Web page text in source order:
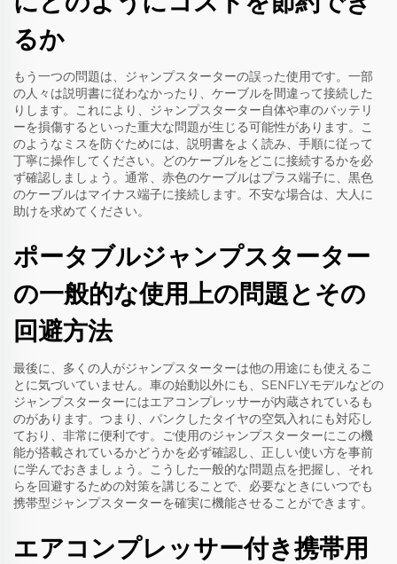
るか
もう一つの問題は、ジャンプスターターの誤った使用です。一部
の人々は説明書に従わなかったり、ケーブルを間違って接続した
りします。これにより、ジャンプスターター自体や車のバッテリ
ーを損傷するといった重大な問題が生じる可能性があります。こ
のようなミスを防ぐためには、説明書をよく読み、手順に従って
丁寧に操作してください。どのケーブルをどこに接続するかを必
ず確認しましょう。通常、赤色のケーブルはプラス端子に、黒色
のケーブルはマイナス端子に接続します。不安な場合は、大人に
助けを求めてください。
ポータブルジャンプスターター
の一般的な使用上の問題とその
回避方法
最後に、多くの人がジャンプスターターは他の用途にも使えるこ
とに気づいていません。車の始動以外にも、SENFLYモデルなどの
ジャンプスターターにはエアコンプレッサーが内蔵されているも
のがあります。つまり、パンクしたタイヤの空気入れにも対応し
ており、非常に便利です。ご使用のジャンプスターターにこの機
能が搭載されているかどうかを必ず確認し、正しい使い方を事前
に学んでおきましょう。こうした一般的な問題点を把握し、それ
らを回避するための対策を講じることで、必要なときにいつでも
携帯型ジャンプスターターを確実に機能させることができます。
エアコンプレッサー付き携帯用